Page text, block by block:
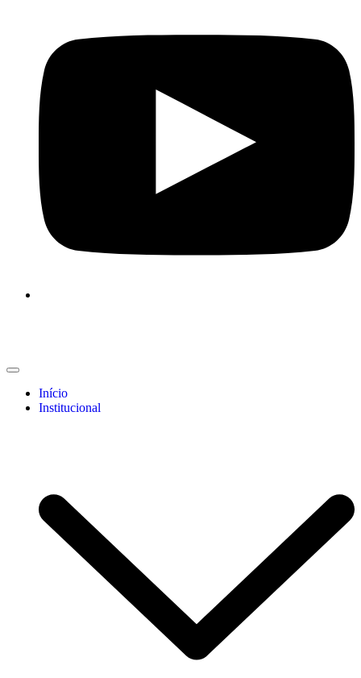
Início
Institucional